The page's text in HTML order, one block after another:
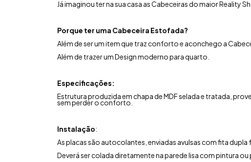
Já imaginou ter na sua casa as Cabeceiras do maior Reality
Porque ter uma Cabeceira Estofada?
Além de ser um item que traz conforto e aconchego a
Além de trazer um Design moderno para quarto.
Especificações:
Estrutura produzida em chapa de MDF selada e tratada,
sem perder o conforto.
Instalação:
As placas são autocolantes, enviadas avulsas com fita dupla
Deverá ser colada diretamente na parede lisa com pintura ou